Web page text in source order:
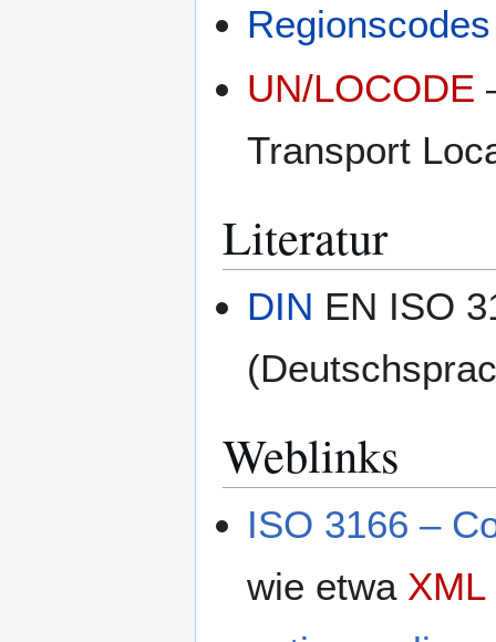
UN/LOCODE
Transport
Literatur
DIN EN ISO
Weblinks
ISO 3166 –
wie etwa XML